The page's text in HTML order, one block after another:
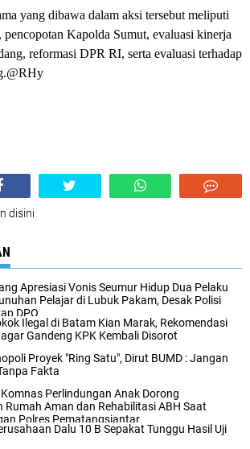
yang dibawa dalam aksi tersebut meliputi
Kapolda Sumut, evaluasi kinerja
reformasi DPR RI, serta evaluasi terhadap
disini
Apresiasi Vonis Seumur Hidup Dua Pelaku
Pelajar di Lubuk Pakam, Desak Polisi
DPO
Ilegal di Batam Kian Marak, Rekomendasi
Gandeng KPK Kembali Disorot
Proyek "Ring Satu", Dirut BUMD : Jangan
Fakta
Perlindungan Anak Dorong
Rumah Aman dan Rehabilitasi ABH Saat
Polres Pematangsiantar
Dalu 10 B Sepakat Tunggu Hasil Uji